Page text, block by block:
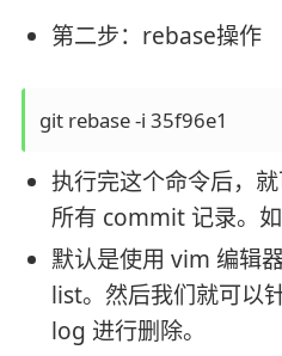
第二步：rebase操作
执行完这个命令后，
所有 commit 记录。
默认是使用 vim 编辑
list。然后我们就可以
log 进行删除。